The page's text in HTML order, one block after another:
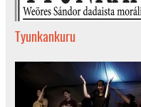
Tyunkankuru